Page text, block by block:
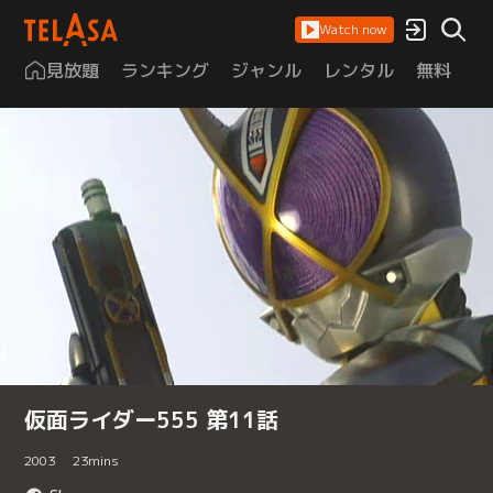
Watch now
見放題 ランキング ジャンル レンタル 無料
仮面ライダー555 第11話
2003 23mins